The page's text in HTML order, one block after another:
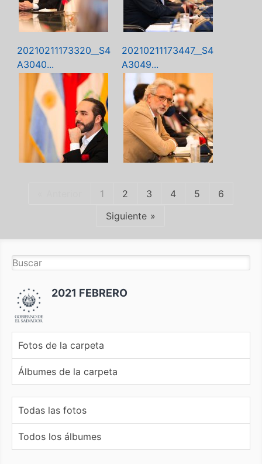
20210211173320__S4
A3040...
20210211173447__S4
A3049...
1 2 3 4 5
6
Siguiente
2021 FEBRERO
Fotos de la carpeta
Álbumes de la carpeta
Todas las fotos
Todos los álbumes